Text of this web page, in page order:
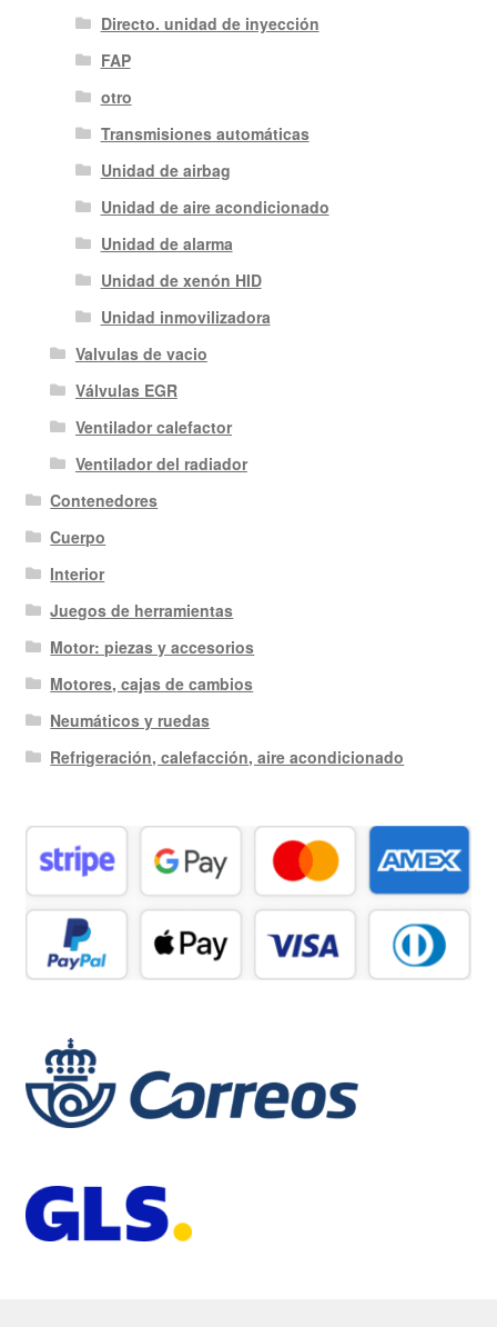
Directo. unidad de inyección
FAP
otro
Transmisiones automáticas
Unidad de airbag
Unidad de aire acondicionado
Unidad de alarma
Unidad de xenón HID
Unidad inmovilizadora
Valvulas de vacio
Válvulas EGR
Ventilador calefactor
Ventilador del radiador
Contenedores
Cuerpo
Interior
Juegos de herramientas
Motor: piezas y accesorios
Motores, cajas de cambios
Neumáticos y ruedas
Refrigeración, calefacción, aire acondicionado